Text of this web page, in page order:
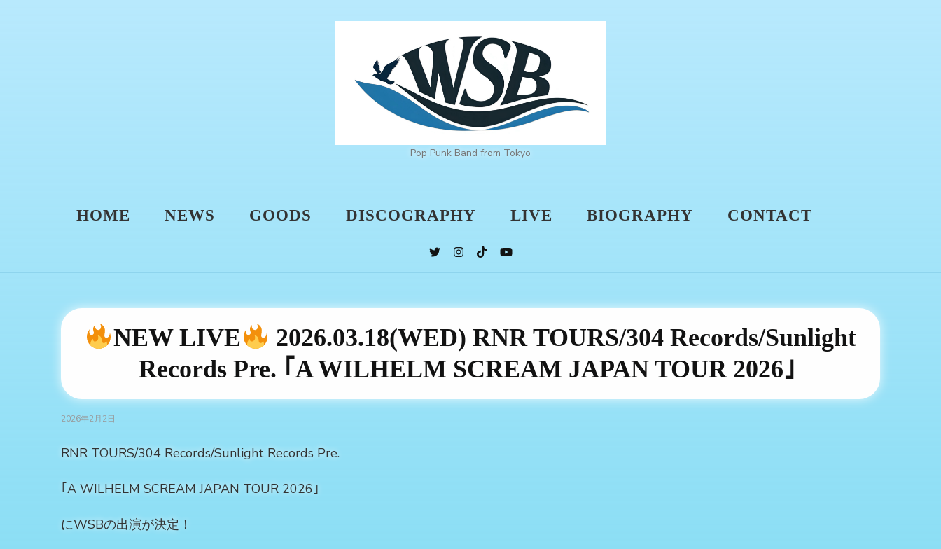
Pop Punk Band from Tokyo
HOME NEWS GOODS DISCOGRAPHY LIVE BIOGRAPHY CONTACT
NEW LIVE
2026.03.18(WED) RNR TOURS/304 Records/Sunlight
Records Pre. ｢A WILHELM SCREAM JAPAN TOUR 2026｣
2026年2月2日
RNR TOURS/304 Records/Sunlight Records Pre.
｢A WILHELM SCREAM JAPAN TOUR 2026｣
にWSBの出演が決定！